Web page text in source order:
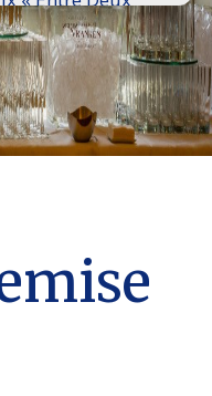
au Sénat
de l’Histoire de
du Guesclin,
8 place Saint-
8e